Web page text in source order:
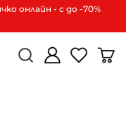
онлайн - с до -70%